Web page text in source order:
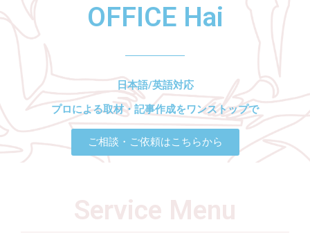
OFFICE Hai
日本語/英語対応
プロによる取材・記事作成をワンストップで
ご相談・ご依頼はこちらから
Service Menu